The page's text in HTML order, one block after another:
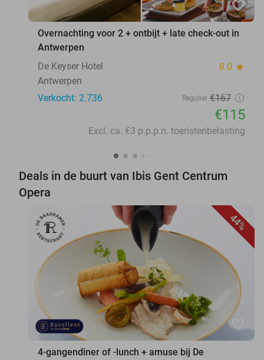
favorite_border
Overnachting voor 2 + ontbijt + late check-out in
Antwerpen
De Keyser Hotel
8.0 star
Antwerpen
Verkocht: 2.736
Regulier €167
€115
Excl. ca. €3 p.p.p.n. toeristenbelasting
Deals in de buurt van Ibis Gent Centrum
Opera
44%
favorite_border
4-gangendiner of -lunch + amuse bij De